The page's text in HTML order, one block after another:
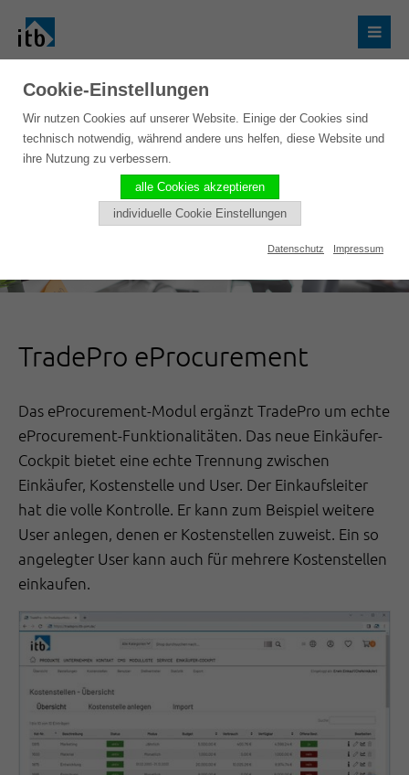
TradePro eProcurement
Das eProcurement-Modul ergänzt TradePro um echte
eProcurement-Funktionalitäten. Das neue Einkäufer-
Cockpit bietet eine echte Trennung zwischen
Einkäufer, Kostenstelle und User. Der Einkaufsleiter
hat die volle Kontrolle. Er kann zum Beispiel weitere
User anlegen, denen er Kostenstellen zuweist. Ein so
angelegter User kann auch für mehrere Kostenstellen
einkaufen.
Cookie-Einstellungen
Wir nutzen Cookies auf unserer Website. Einige der Cookies sind
technisch notwendig, während andere uns helfen, diese Website und
ihre Nutzung zu verbessern.
alle Cookies akzeptieren
individuelle Cookie Einstellungen
Datenschutz Impressum